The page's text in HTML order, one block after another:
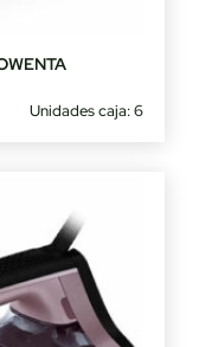
Unidades caja: 6